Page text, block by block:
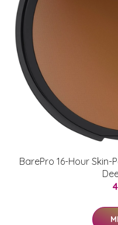
BarePro 16-Hour